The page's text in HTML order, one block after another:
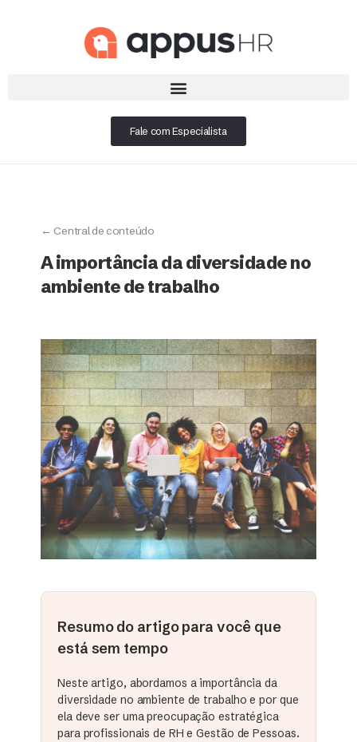
Fale com Especialista
← Central de conteúdo
A importância da diversidade no
ambiente de trabalho
Resumo do artigo para você que
está sem tempo
Neste artigo, abordamos a importância da
diversidade no ambiente de trabalho e por que
ela deve ser uma preocupação estratégica
para profissionais de RH e Gestão de Pessoas.